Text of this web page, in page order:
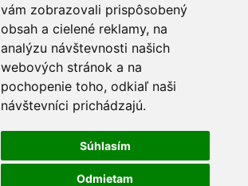
vám zobrazovali prispôsobený
obsah a cielené reklamy, na
analýzu návštevnosti našich
webových stránok a na
pochopenie toho, odkiaľ naši
návštevníci prichádzajú.
Súhlasím
Odmietam